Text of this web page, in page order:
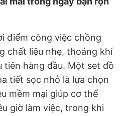
điểm công việc chồng
chất liệu nhẹ, thoáng khí
tiên hàng đầu. Một set đồ
tiết sọc nhỏ là lựa chọn
mềm mại giúp cơ thể
giờ làm việc, trong khi